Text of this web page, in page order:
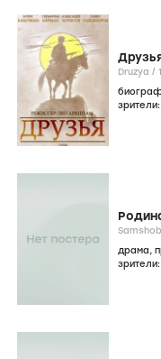
Druzya /
зрители:
драма,
зрители: